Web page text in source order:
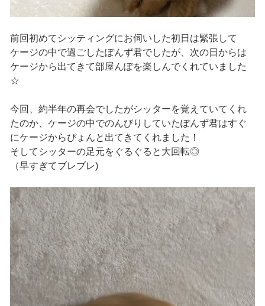
前回初めてシッティングにお伺いした初日は緊張して
ケージの中で過ごしたぽんず君でしたが、次の日からは
ケージから出てきて部屋んぽを楽しんでくれていました
☆
今回、約半年の再会でしたがシッターを覚えていてくれ
たのか、ケージの中でのんびりしていたぽんず君はすぐ
にケージからぴょんと出てきてくれました！
そしてシッターの足元をぐるぐると大回転◎
（早すぎてブレブレ)